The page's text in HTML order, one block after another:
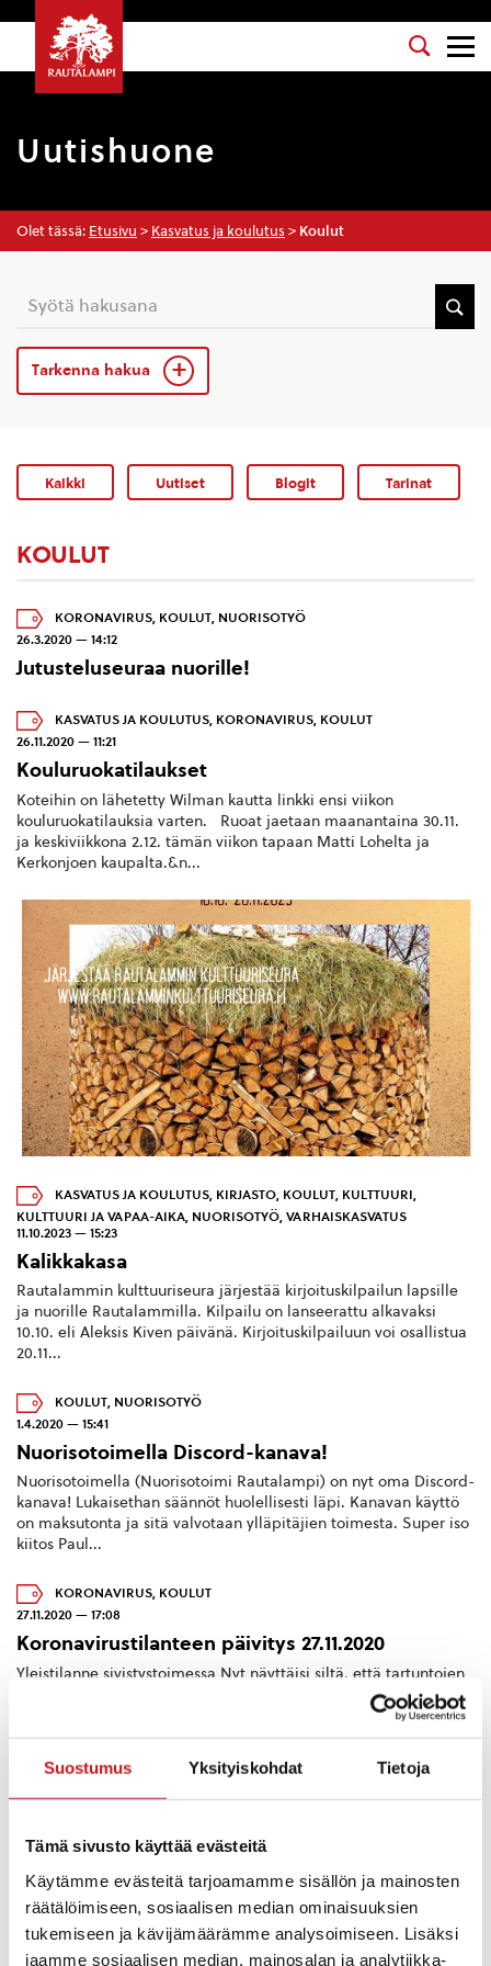
Suostumus Yksityiskohdat Tietoja
Tämä sivusto käyttää evästeitä
Käytämme evästeitä tarjoamamme sisällön ja mainosten
räätälöimiseen, sosiaalisen median ominaisuuksien
tukemiseen ja kävijämäärämme analysoimiseen. Lisäksi
jaamme sosiaalisen median, mainosalan ja analytiikka-
Uutishuone
Olet tässä: Etusivu > Kasvatus ja koulutus > Koulut
Tarkenna hakua
Kaikki Uutiset Blogit Tarinat
KOULUT
KORONAVIRUS, KOULUT, NUORISOTYÖ
26.3.2020 — 14:12
Jutusteluseuraa nuorille!
KASVATUS JA KOULUTUS, KORONAVIRUS, KOULUT
26.11.2020 — 11:21
Kouluruokatilaukset
Koteihin on lähetetty Wilman kautta linkki ensi viikon
kouluruokatilauksia varten. Ruoat jaetaan maanantaina 30.11.
ja keskiviikkona 2.12. tämän viikon tapaan Matti Lohelta ja
Kerkonjoen kaupalta.&n...
KASVATUS JA KOULUTUS KIRJASTO KOULUT KULTTUURI
KULTTUURI JA VAPAA-AIKA NUORISOTYÖ VARHAISKASVATUS
11.10.2023 — 15:23
Kalikkakasa
Rautalammin kulttuuriseura järjestää kirjoituskilpailun lapsille
ja nuorille Rautalammilla. Kilpailu on lanseerattu alkavaksi
10.10. eli Aleksis Kiven päivänä. Kirjoituskilpailuun voi osallistua
20.11...
KOULUT, NUORISOTYÖ
1.4.2020 — 15:41
Nuorisotoimella Discord-kanava!
Nuorisotoimella (Nuorisotoimi Rautalampi) on nyt oma Discord-
kanava! Lukaisethan säännöt huolellisesti läpi. Kanavan käyttö
on maksutonta ja sitä valvotaan ylläpitäjien toimesta. Super iso
kiitos Paul...
KORONAVIRUS, KOULUT
27.11.2020 — 17:08
Koronavirustilanteen päivitys 27.11.2020
Yleistilanne sivistystoimessa Nyt näyttäisi siltä, että tartuntojen
määrä ollaan saamassa kuriin. Eilen torstaina Sisä-Savon
alueella todettiin neljä uutta tapausta ja tänään perjantaina
yksi.&nb...